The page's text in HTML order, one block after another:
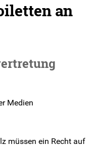
an
Medien
müssen ein Recht auf